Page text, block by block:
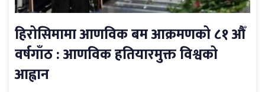
हिरोसिमामा आणविक बम आक्रमणको ८१ औँ
वर्षगाँठ : आणविक हतियारमुक्त विश्वको
आह्वान